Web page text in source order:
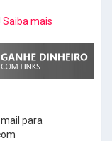
Saiba mais
para